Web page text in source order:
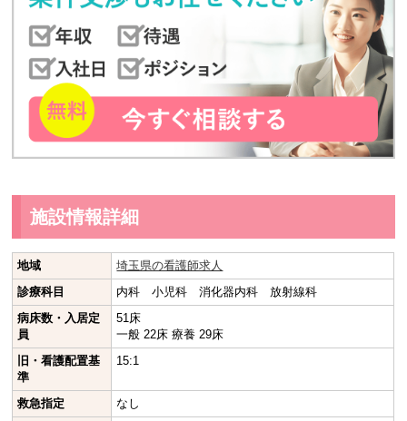
施設情報詳細
地域
埼玉県の看護師求人
診療科目
内科 小児科 消化器内科 放射線科
病床数・入居定
員
51床
一般 22床 療養 29床
旧・看護配置基
準
15:1
救急指定
なし